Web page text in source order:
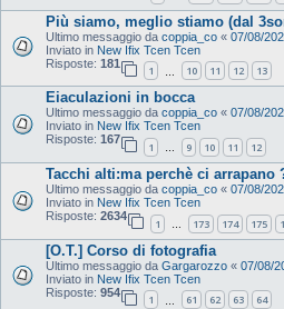
Più siamo, meglio stiamo (dal
Ultimo messaggio da coppia_co « 07/08/
Inviato in New Ifix Tcen Tcen
Risposte: 181
1 10 11 12 13
Eiaculazioni in bocca
Ultimo messaggio da coppia_co « 07/08/
Inviato in New Ifix Tcen Tcen
Risposte: 167
1 … 9 10 11 12
Tacchi alti:ma perchè ci arrapano
Ultimo messaggio da coppia_co « 07/08/
Inviato in New Ifix Tcen Tcen
Risposte: 2634
1 … 173 174 175
[O.T.] Corso di fotografia
Ultimo messaggio da Gargarozzo « 07/08/
Inviato in New Ifix Tcen Tcen
Risposte: 954
1 61 62 63 64